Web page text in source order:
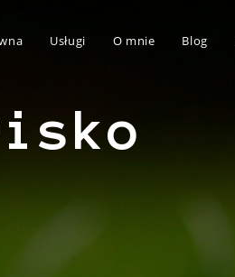
Usługi O mnie Blog